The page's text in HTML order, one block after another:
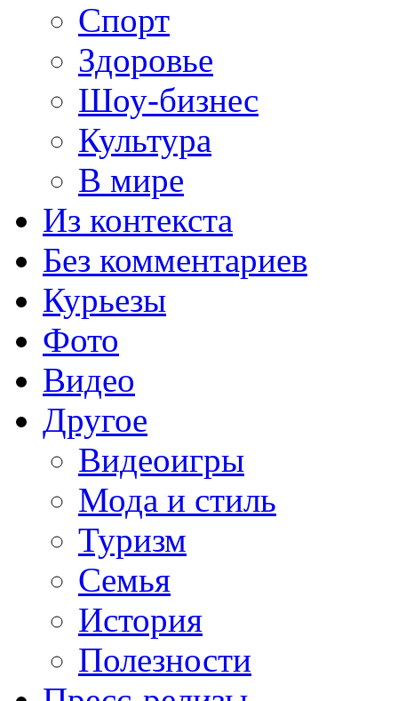
Спорт
Здоровье
Шоу-бизнес
Культура
В мире
Из контекста
Без комментариев
Курьезы
Фото
Видео
Другое
Видеоигры
Мода и стиль
Туризм
Семья
История
Полезности